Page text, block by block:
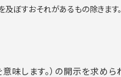
ぼすおそれがあるもの除きます。
します。）の開示を求め